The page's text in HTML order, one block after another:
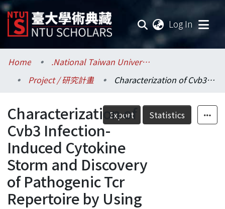
Log In
Communities & Collections
Research Outputs
Fundings & Projects
Researchers
Organizations
Statistics
Home
.National Taiwan University / 國立臺灣大學
Project / 研究計畫
Characterization of Cvb3 Infection-Induced Cytokine Storm and Discovery of Pathogenic Tcr Repertoire by Using a Mouse-Adapted Cvb3 Model
Export Statistics
Characterization of
Cvb3 Infection-
Induced Cytokine
Storm and Discovery
of Pathogenic Tcr
Repertoire by Using